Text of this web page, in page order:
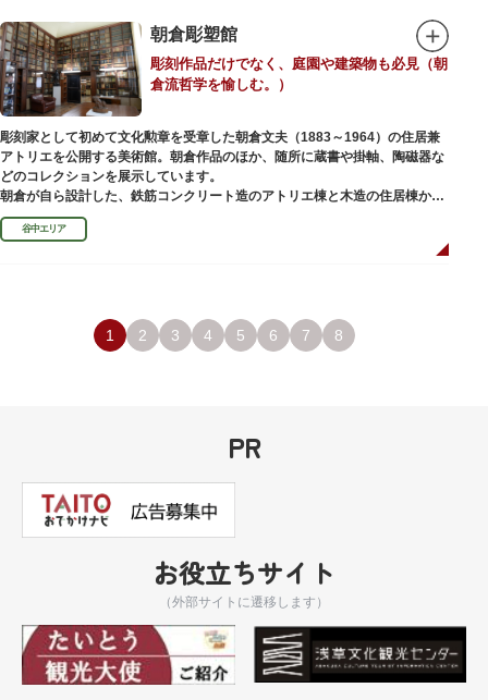
観光客が訪れ、買い物や散策を楽しんでいます。
朝倉彫塑館
彫刻作品だけでなく、庭園や建築物も必見（朝
倉流哲学を愉しむ。）
彫刻家として初めて文化勲章を受章した朝倉文夫（1883～1964）の住居兼
アトリエを公開する美術館。朝倉作品のほか、随所に蔵書や掛軸、陶磁器な
どのコレクションを展示しています。
朝倉が自ら設計した、鉄筋コンクリート造のアトリエ棟と木造の住居棟から
なる建物は、異なる素材が違和感なく調和しています。広く門戸を開放し弟
子を育成した「朝倉彫塑塾」の教育の場としても使われました。巨石と樹木
が濃密な空間を作り出す「五典の池」を中心とした中庭、日本における屋上
値も感じられる施設です。朝倉の芸術思想の特質である自然観を表す庭園
は、その芸術上・観賞上の価値が評価され、敷地全体が「旧朝倉文夫氏庭
谷中エリア
1 2 3 4 5 6 7 8
PR
お役立ちサイト
（外部サイトに遷移します）